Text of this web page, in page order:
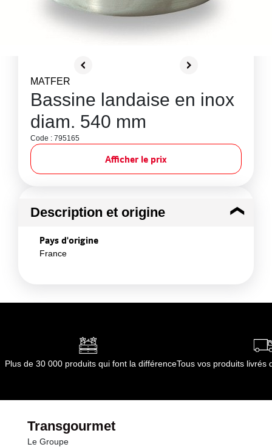
MATFER
Bassine landaise en inox
diam. 540 mm
Code : 795165
Afficher le prix
Description et origine
Pays d'origine
France
Plus de 30 000 produits qui font la différenceTous vos produits livrés
Transgourmet
Le Groupe